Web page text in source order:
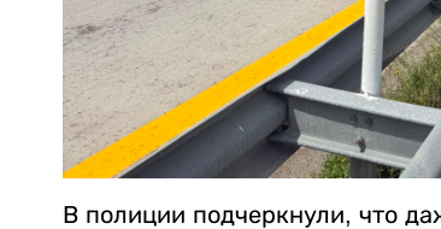
В полиции подчеркнули, что